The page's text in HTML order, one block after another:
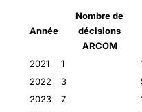
Année
Nombre de
décisions
ARCOM
2021 1
2022
3
2023
7